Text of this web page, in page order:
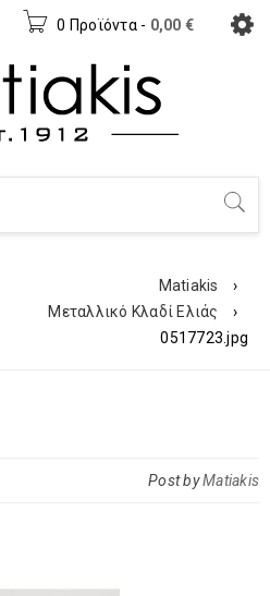
0 Προϊόντα - 0,00 €
Matiakis
›
Μεταλλικό Κλαδί Ελιάς
›
0517723.jpg
Post byMatiakis